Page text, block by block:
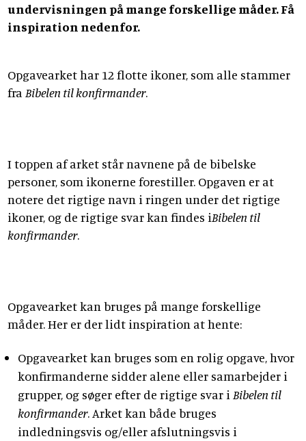
undervisningen på mange forskellige måder. Få
inspiration nedenfor.
Opgavearket har 12 flotte ikoner, som alle stammer
fra Bibelen til konfirmander.
I toppen af arket står navnene på de bibelske
personer, som ikonerne forestiller. Opgaven er at
notere det rigtige navn i ringen under det rigtige
ikoner, og de rigtige svar kan findes iBibelen til
konfirmander.
Opgavearket kan bruges på mange forskellige
måder. Her er der lidt inspiration at hente:
Opgavearket kan bruges som en rolig opgave, hvor
konfirmanderne sidder alene eller samarbejder i
grupper, og søger efter de rigtige svar i Bibelen til
konfirmander. Arket kan både bruges
indledningsvis og/eller afslutningsvis i